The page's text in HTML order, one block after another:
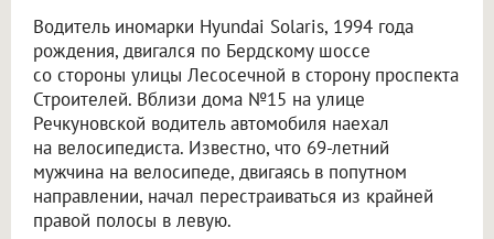
Водитель иномарки Hyundai Solaris, 1994 года
рождения, двигался по Бердскому шоссе
со стороны улицы Лесосечной в сторону проспекта
Строителей. Вблизи дома №15 на улице
Речкуновской водитель автомобиля наехал
на велосипедиста. Известно, что 69-летний
мужчина на велосипеде, двигаясь в попутном
направлении, начал перестраиваться из крайней
правой полосы в левую.